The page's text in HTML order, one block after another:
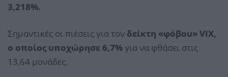
3,218%.
Σημαντικές οι πιέσεις για τον δείκτη «φόβου» VIX,
ο οποίος υποχώρησε 6,7%για να φθάσει στις
13,64 μονάδες.